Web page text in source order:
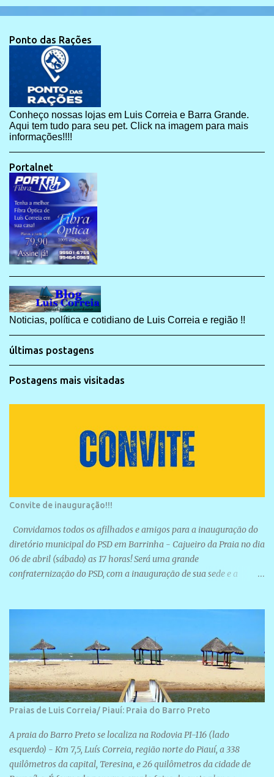
Ponto das Rações
Conheço nossas lojas em Luis Correia e Barra Grande.
Aqui tem tudo para seu pet. Click na imagem para mais
informações!!!!
Portalnet
Noticias, política e cotidiano de Luis Correia e região !!
últimas postagens
Postagens mais visitadas
Convite de inauguração!!!
Convidamos todos os afilhados e amigos para a inauguração do
diretório municipal do PSD em Barrinha - Cajueiro da Praia no dia
06 de abril (sábado) as 17 horas! Será uma grande
confraternização do PSD, com a inauguração de sua sede e a
Praias de Luis Correia/ Piauí: Praia do Barro Preto
A praia do Barro Preto se localiza na Rodovia PI-116 (lado
esquerdo) - Km 7,5, Luís Correia, região norte do Piauí, a 338
quilômetros da capital, Teresina, e 26 quilômetros da cidade de